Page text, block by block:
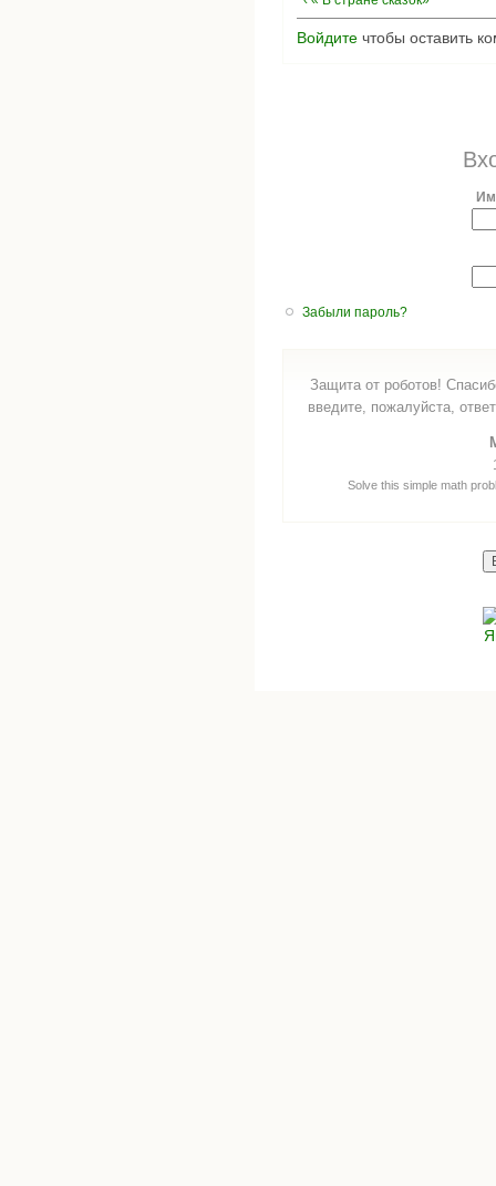
Войдите чтобы оставить
Забыли пароль?
Защита от роботов!
введите, пожалуйста,
Solve this simple math